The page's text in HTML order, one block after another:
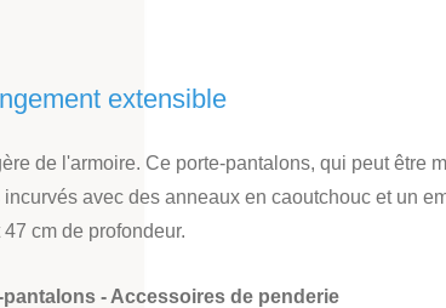
extensible
de l'armoire. Ce porte-pantalons, qui peut être
avec des anneaux en caoutchouc et un
cm de profondeur.
pantalons - Accessoires de penderie